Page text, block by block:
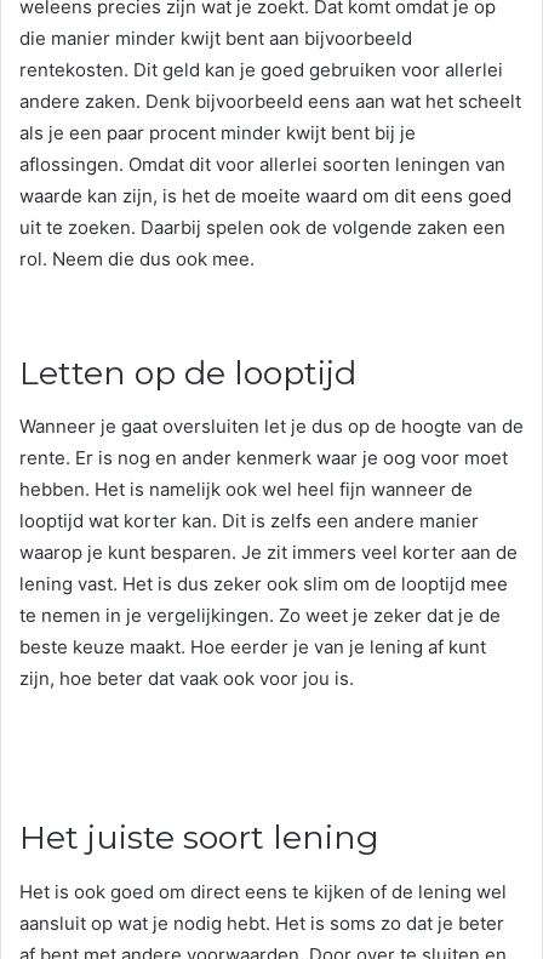
weleens precies zijn wat je zoekt. Dat komt omdat je op
die manier minder kwijt bent aan bijvoorbeeld
rentekosten. Dit geld kan je goed gebruiken voor allerlei
andere zaken. Denk bijvoorbeeld eens aan wat het scheelt
als je een paar procent minder kwijt bent bij je
aflossingen. Omdat dit voor allerlei soorten leningen van
waarde kan zijn, is het de moeite waard om dit eens goed
uit te zoeken. Daarbij spelen ook de volgende zaken een
rol. Neem die dus ook mee.
Letten op de looptijd
Wanneer je gaat oversluiten let je dus op de hoogte van de
rente. Er is nog en ander kenmerk waar je oog voor moet
hebben. Het is namelijk ook wel heel fijn wanneer de
looptijd wat korter kan. Dit is zelfs een andere manier
waarop je kunt besparen. Je zit immers veel korter aan de
lening vast. Het is dus zeker ook slim om de looptijd mee
te nemen in je vergelijkingen. Zo weet je zeker dat je de
beste keuze maakt. Hoe eerder je van je lening af kunt
zijn, hoe beter dat vaak ook voor jou is.
Het juiste soort lening
Het is ook goed om direct eens te kijken of de lening wel
aansluit op wat je nodig hebt. Het is soms zo dat je beter